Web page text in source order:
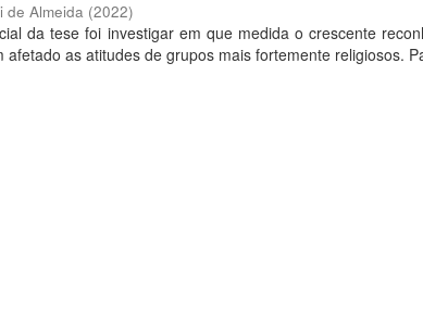
de Almeida (2022)
da tese foi investigar em que medida o crescente
afetado as atitudes de grupos mais fortemente religiosos.